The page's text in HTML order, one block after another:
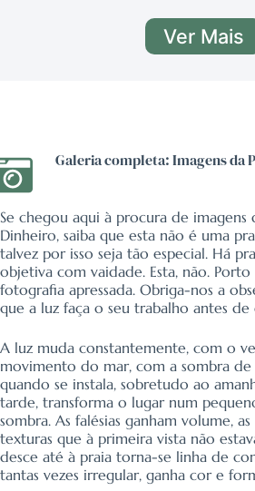
Ver Mais
Galeria completa: Imagens da
Se chegou aqui à procura de imagens
Dinheiro, saiba que esta não é uma
talvez por isso seja tão especial. Há
objetiva com vaidade. Esta, não.
fotografia apressada. Obriga-nos a
que a luz faça o seu trabalho antes de
A luz muda constantemente, com o
movimento do mar, com a sombra de
quando se instala, sobretudo ao
tarde, transforma o lugar num
sombra. As falésias ganham volume,
texturas que à primeira vista não
desce até à praia torna-se linha de
tantas vezes irregular, ganha cor e